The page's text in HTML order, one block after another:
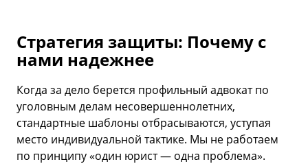
Стратегия защиты: Почему с
нами надежнее
Когда за дело берется профильный адвокат по
уголовным делам несовершеннолетних,
стандартные шаблоны отбрасываются, уступая
место индивидуальной тактике. Мы не работаем
по принципу «один юрист — одна проблема».